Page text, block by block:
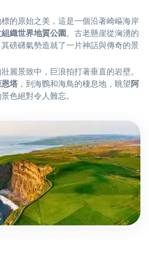
的原始之美，這是一個沿著崎嶇海岸
織世界地質公園。古老懸崖從洶湧的
磅礴氣勢造就了一片神話與傳奇的景
麗景致中，巨浪拍打著垂直的岩壁。
塔 ，到海鸚和海鳥的棲息地，眺望阿
色絕對令人難忘。